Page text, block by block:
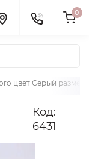
0
цвет Серый размер
Код:
6431